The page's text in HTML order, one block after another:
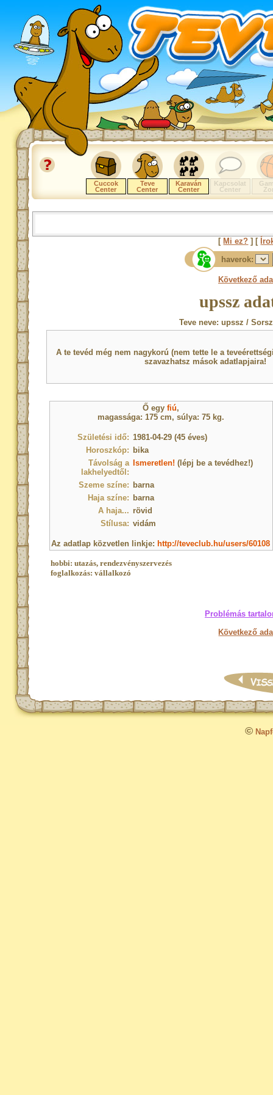
Cuccok
Center
Teve
Center
Karaván
Center
Kapcsolat
Center
[ Mi ez? ] [
haverok:
Következő
upssz
Teve neve: upssz /
A te tevéd még nem nagykorú (nem tette le a
szavazhatsz mások adatlapjaira!
Ő egy fiú,
magassága: 175 cm, súlya: 75 kg.
Születési idő: 1981-04-29 (45 éves)
Horoszkóp: bika
Távolság a
lakhelyedtől:
Ismeretlen! (lépj be a tevédhez!)
Szeme színe: barna
Haja színe: barna
A haja... rövid
Stílusa: vidám
Az adatlap közvetlen linkje: http://teveclub.hu/users/60108
hobbi: utazás, rendezvényszervezés
foglalkozás: vállalkozó
Problémás
Következő
©